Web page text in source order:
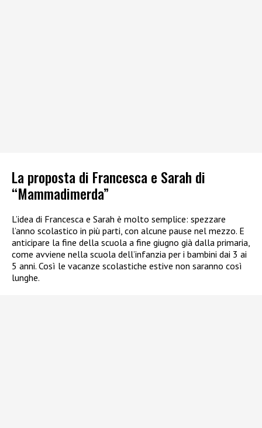
La proposta di Francesca e Sarah di
“Mammadimerda”
L’idea di Francesca e Sarah è molto semplice: spezzare
l’anno scolastico in più parti, con alcune pause nel mezzo. E
anticipare la fine della scuola a fine giugno già dalla primaria,
come avviene nella scuola dell’infanzia per i bambini dai 3 ai
5 anni. Così le vacanze scolastiche estive non saranno così
lunghe.